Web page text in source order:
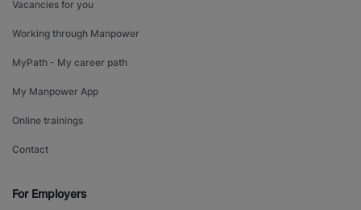
Vacancies for you
Working through Manpower
MyPath - My career path
My Manpower App
Online trainings
Contact
For Employers